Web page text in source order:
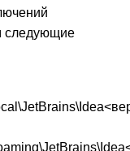
следующие